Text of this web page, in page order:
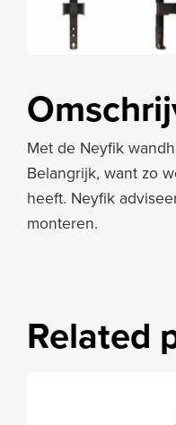
Met de Neyfik
Belangrijk, want zo
heeft. Neyfik
monteren.
Related